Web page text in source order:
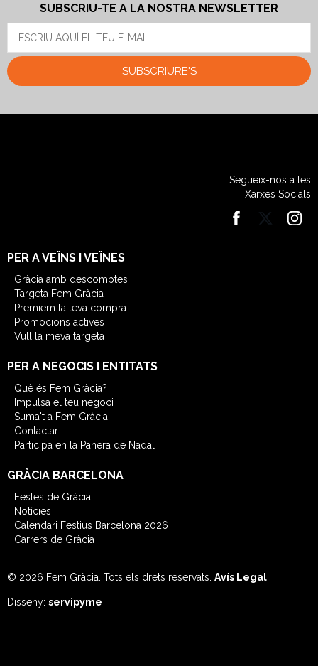
SUBSCRIU-TE A LA NOSTRA NEWSLETTER
SUBSCRIURE'S
Segueix-nos a les
Xarxes Socials
PER A VEÏNS I VEÏNES
Gràcia amb descomptes
Targeta Fem Gràcia
Premiem la teva compra
Promocions actives
Vull la meva targeta
PER A NEGOCIS I ENTITATS
Què és Fem Gràcia?
Impulsa el teu negoci
Suma't a Fem Gràcia!
Contactar
Participa en la Panera de Nadal
GRÀCIA BARCELONA
Festes de Gràcia
Notícies
Calendari Festius Barcelona 2026
Carrers de Gràcia
© 2026 Fem Gràcia. Tots els drets reservats. Avís Legal
disseny: servipyme